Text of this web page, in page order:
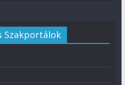
Szakportálok